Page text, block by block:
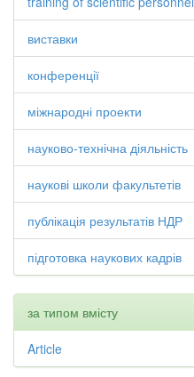
виставки
конференції
міжнародні проекти
науково-технічна діяльність
наукові школи факультетів
публікація результатів НДР
підготовка наукових кадрів
за типом вмісту
Article